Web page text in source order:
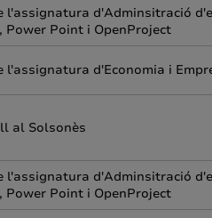
l'assignatura d'Adminsitració
Power Point i OpenProject
l'assignatura d'Economia i
al Solsonès
l'assignatura d'Adminsitració
Power Point i OpenProject